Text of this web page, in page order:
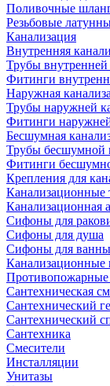
Поливочные
Резьбовые
Канализация
Внутренняя
Трубы внутренней
Фитинги
Наружная
Трубы наружней
Фитинги
Бесшумная
Трубы бесшумной
Фитинги
Крепления для
Канализационные
Канализационная
Сифоны для
Сифоны для душа
Сифоны для ванны
Канализационные
Сантехническая
Сантехнический
Сантехнический
Сантехника
Смесители
Инсталляции
Унитазы